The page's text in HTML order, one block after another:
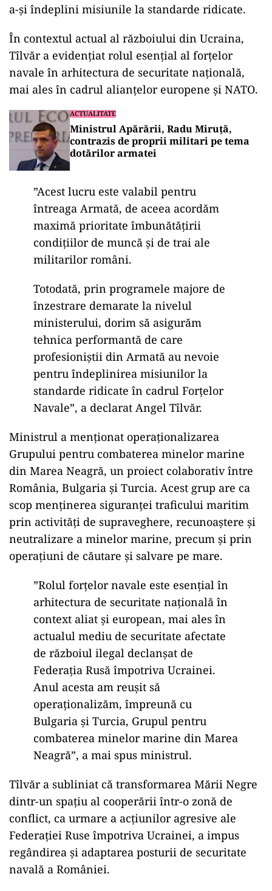
a-și îndeplini misiunile la standarde ridicate.
În contextul actual al războiului din Ucraina,
Tîlvăr a evidențiat rolul esențial al forțelor
navale în arhitectura de securitate națională,
mai ales în cadrul alianțelor europene și NATO.
ACTUALITATE
Ministrul Apărării, Radu Miruță,
contrazis de proprii militari pe tema
dotărilor armatei
”Acest lucru este valabil pentru
întreaga Armată, de aceea acordăm
maximă prioritate îmbunătăţirii
condiţiilor de muncă şi de trai ale
militarilor români.
Totodată, prin programele majore de
înzestrare demarate la nivelul
ministerului, dorim să asigurăm
tehnica performantă de care
profesioniştii din Armată au nevoie
pentru îndeplinirea misiunilor la
standarde ridicate în cadrul Forţelor
Navale”, a declarat Angel Tîlvăr.
Ministrul a menționat operaționalizarea
Grupului pentru combaterea minelor marine
din Marea Neagră, un proiect colaborativ între
România, Bulgaria și Turcia. Acest grup are ca
scop menținerea siguranței traficului maritim
prin activități de supraveghere, recunoaștere și
neutralizare a minelor marine, precum și prin
operațiuni de căutare și salvare pe mare.
”Rolul forţelor navale este esenţial în
arhitectura de securitate naţională în
context aliat şi european, mai ales în
actualul mediu de securitate afectate
de războiul ilegal declanşat de
Federaţia Rusă împotriva Ucrainei.
Anul acesta am reuşit să
operaţionalizăm, împreună cu
Bulgaria şi Turcia, Grupul pentru
combaterea minelor marine din Marea
Neagră”, a mai spus ministrul.
Tîlvăr a subliniat că transformarea Mării Negre
dintr-un spațiu al cooperării într-o zonă de
conflict, ca urmare a acțiunilor agresive ale
Federației Ruse împotriva Ucrainei, a impus
regândirea și adaptarea posturii de securitate
navală a României.